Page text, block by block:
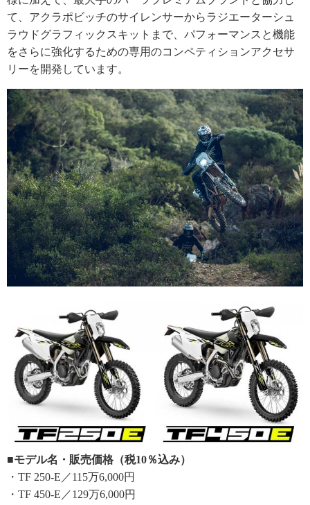
て、アクラポビッチのサイレンサーからラジエーターシュ
ラウドグラフィックスキットまで、パフォーマンスと機能
をさらに強化するための専用のコンペティションアクセサ
リーを開発しています。
■モデル名・販売価格（税10％込み）
・TF 250-E／115万6,000円
・TF 450-E／129万6,000円